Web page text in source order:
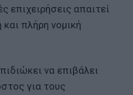
επιχειρήσεις απαιτεί
πλήρη νομική
να επιβάλει
για τους